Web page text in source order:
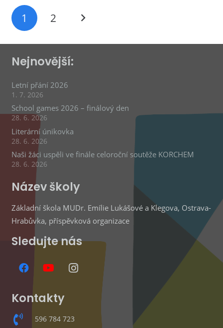
1 2
Nejnovější:
Letní přání 2026
1. 7. 2026
School games 2026 – finálový den
28. 6. 2026
Literární únikovka
28. 6. 2026
Naši žáci uspěli ve finále celoroční soutěže KORCHEM
28. 6. 2026
Název školy
Základní škola MUDr. Emílie Lukášové a Klegova, Ostrava-
Hrabůvka, příspěvková organizace
Sledujte nás
Kontakty
596 784 723